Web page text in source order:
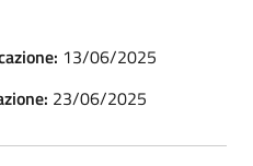
13/06/2025
23/06/2025